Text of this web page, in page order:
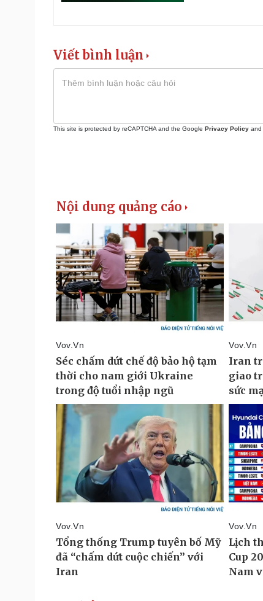
Viết bình luận
This site is protected by reCAPTCHA and the Google Privacy Policy and